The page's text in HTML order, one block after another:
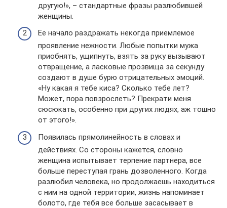
другую!», – стандартные фразы разлюбившей
женщины.
Ее начало раздражать некогда приемлемое
проявление нежности. Любые попытки мужа
приобнять, ущипнуть, взять за руку вызывают
отвращение, а ласковые прозвища за секунду
создают в душе бурю отрицательных эмоций.
«Ну какая я тебе киса? Сколько тебе лет?
Может, пора повзрослеть? Прекрати меня
сюсюкать, особенно при других людях, аж тошно
от этого!».
Появилась прямолинейность в словах и
действиях. Со стороны кажется, словно
женщина испытывает терпение партнера, все
больше переступая грань дозволенного. Когда
разлюбил человека, но продолжаешь находиться
с ним на одной территории, жизнь напоминает
болото, где тебя все больше засасывает в